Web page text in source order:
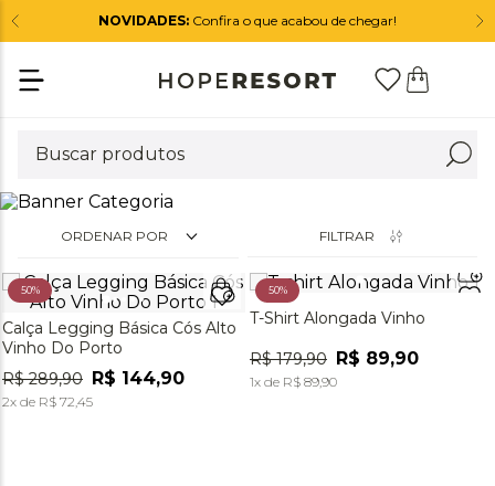
NOVIDADES: Confira o que acabou de chegar!
ORDENAR POR FILTRAR
50%
Calça Legging Básica Cós Alto
Vinho Do Porto
R$ 289,90 R$ 144,90
2x de R$ 72,45
50%
T-Shirt Alongada Vinho
R$ 179,90 R$ 89,90
1x de R$ 89,90